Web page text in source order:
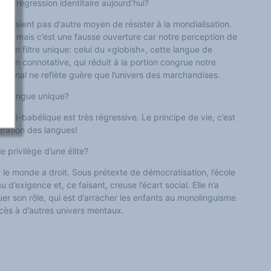
régression identitaire aujourd’hui?
pas d’autre moyen de résister à la mondialisation.
mais c’est une fausse ouverture car notre perception de
un filtre unique: celui du «globish», cette langue de
connotative, qui réduit à la portion congrue notre
ne reflète guère que l’univers des marchan­dises.
langue unique?
pré-babélique est très régressive. Le principe de vie, c’est
des langues!
privilège d’une élite?
le monde a droit. Sous prétexte de démocratisation, l’école
d’exigence et, ce faisant, creuse l’écart social. Elle n’a
son rôle, qui est d’arracher les enfants au monolinguisme
à d’autres univers mentaux.